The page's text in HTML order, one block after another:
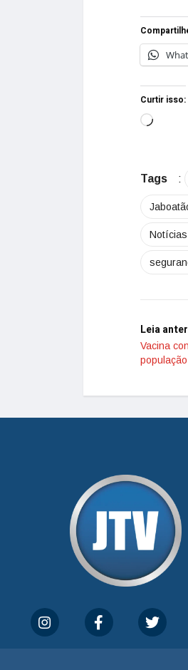
Curtir isso:
Tags :
Leia
Vacina